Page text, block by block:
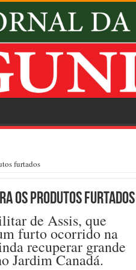
furtados
os produtos furtados
de Assis, que
furto ocorrido na
recuperar grande
Jardim Canadá.